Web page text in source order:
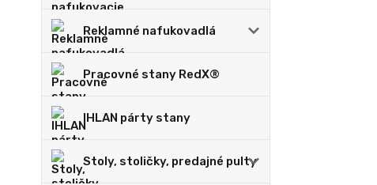
Reklamné nafukovadlá
Pracovné stany RedX®
IHLAN párty stany
Stoly, stoličky, predajné pulty